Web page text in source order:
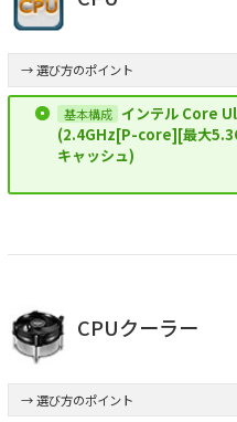
→ 選び方のポイント
インテル Core
(2.4GHz[P-core][最大
キャッシュ)
CPUクーラー
→ 選び方のポイント